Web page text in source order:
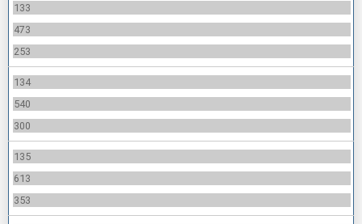
133
473
253
134
540
300
135
613
353